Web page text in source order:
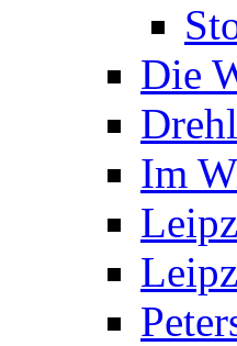
Die
Im